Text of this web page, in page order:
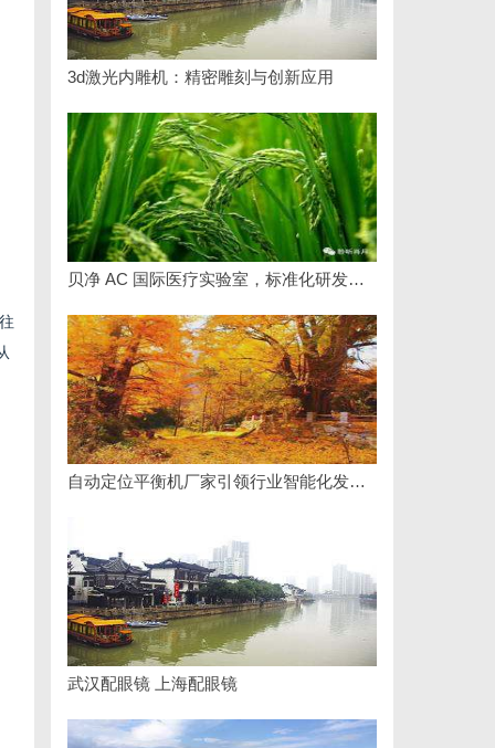
3d激光内雕机：精密雕刻与创新应用
贝净 AC 国际医疗实验室，标准化研发体系全解析
自动定位平衡机厂家引领行业智能化发展新趋势
武汉配眼镜 上海配眼镜